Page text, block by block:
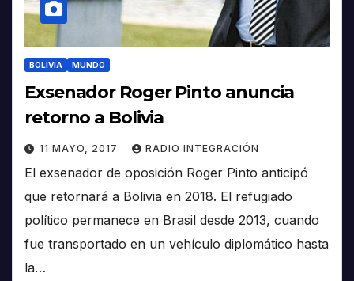
BOLIVIA MUNDO
Exsenador Roger Pinto anuncia
retorno a Bolivia
11 MAYO, 2017 RADIO INTEGRACIÓN
El exsenador de oposición Roger Pinto anticipó
que retornará a Bolivia en 2018. El refugiado
político permanece en Brasil desde 2013, cuando
fue transportado en un vehículo diplomático hasta
la…